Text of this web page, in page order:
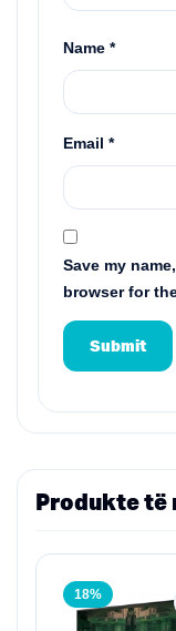
Name *
Email *
Save my
browser for
Produkte të
18%